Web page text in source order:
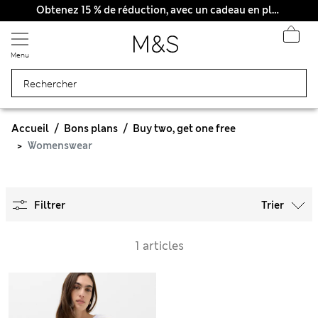
Obtenez 15 % de réduction, avec un cadeau en plus
Menu
Accueil Bons plans
Buy two, get one free
Womenswear
Filtrer Trier
1 articles